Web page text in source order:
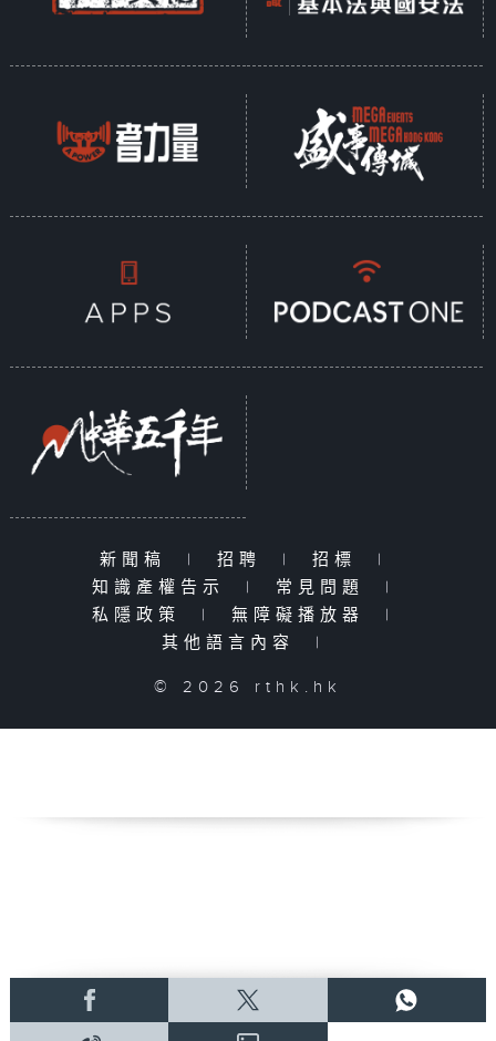
新聞稿 | 招聘 | 招標
|
知識產權告示
| 常見問題
|
私隱政策
| 無障礙播放器
|
其他語言內容
|
© 2026 rthk.hk